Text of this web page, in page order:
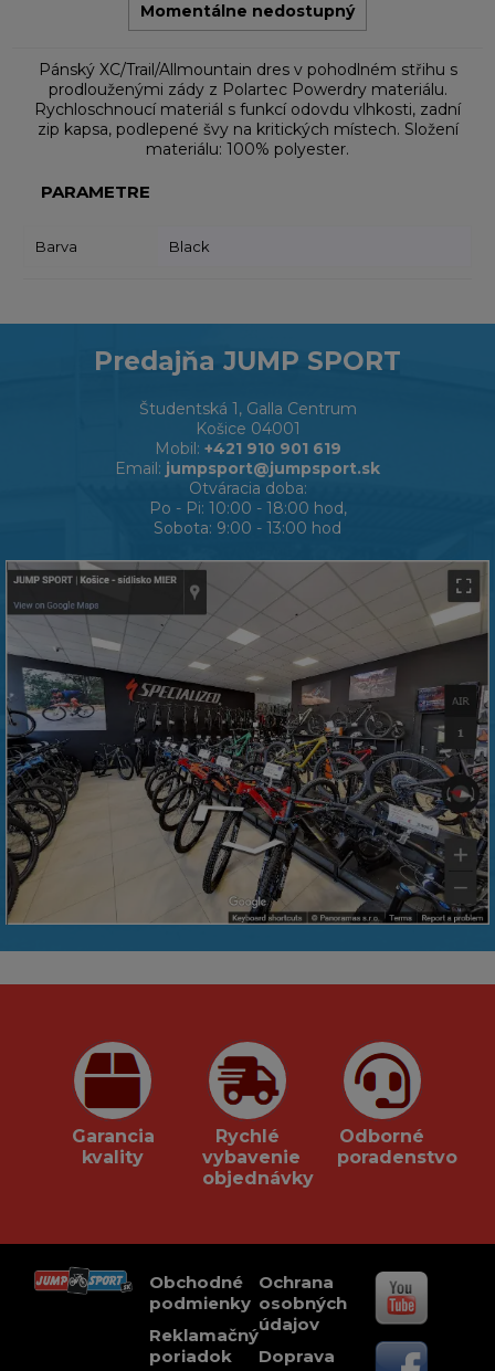
Momentálne nedostupný
Pánský XC/Trail/Allmountain dres v pohodlném střihu s
prodlouženými zády z Polartec Powerdry materiálu.
Rychloschnoucí materiál s funkcí odovdu vlhkosti, zadní
zip kapsa, podlepené švy na kritických místech. Složení
materiálu: 100% polyester.
PARAMETRE
Barva Black
Predajňa JUMP SPORT
Študentská 1, Galla Centrum
Košice 04001
Mobil: +421 910 901 619
Email: jumpsport@jumpsport.sk
Otváracia doba:
Po - Pi: 10:00 - 18:00 hod,
Sobota: 9:00 - 13:00 hod
Garancia
kvality
Rychlé
vybavenie
objednávky
Odborné
poradenstvo
Obchodné
podmienky
Reklamačný
poriadok
Ochrana
osobných
údajov
Doprava